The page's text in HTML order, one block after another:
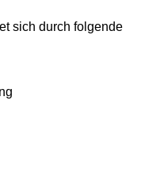
sich durch folgende